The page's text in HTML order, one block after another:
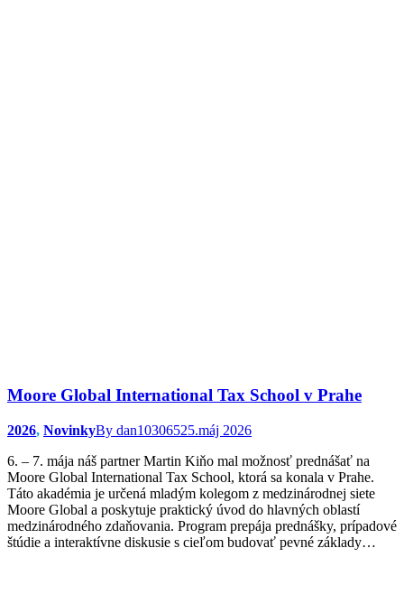
Moore Global International Tax School v Prahe
2026, NovinkyBy dan10306525.máj 2026
6. – 7. mája náš partner Martin Kiňo mal možnosť prednášať na
Moore Global International Tax School, ktorá sa konala v Prahe.
Táto akadémia je určená mladým kolegom z medzinárodnej siete
Moore Global a poskytuje praktický úvod do hlavných oblastí
medzinárodného zdaňovania. Program prepája prednášky, prípadové
štúdie a interaktívne diskusie s cieľom budovať pevné základy…